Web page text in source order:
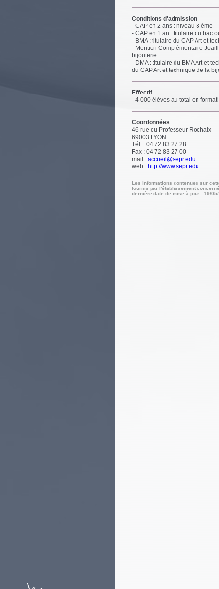
Conditions d'admission
- CAP en 2 ans : niveau 3 ème
- CAP en 1 an : titulaire du bac
- BMA : titulaire du CAP Art et
- Mention Complémentaire
bijouterie
- DMA : titulaire du BMA Art et
du CAP Art et technique de la
Effectif
- 4 000 élèves au total en
Coordonnées
46 rue du Professeur Rochaix
69003 LYON
Tél. : 04 72 83 27 28
Fax : 04 72 83 27 00
mail : accueil@sepr.edu
web : http://www.sepr.edu
Les informations contenues sur
fournis par l'établissement
dernière date de mise à jour : 19/